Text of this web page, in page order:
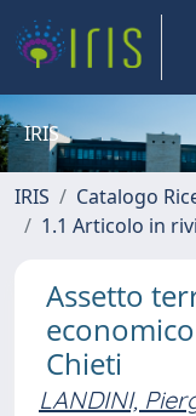
IRIS
IRIS Catalogo
1.1 Articolo in
Assetto
Chieti
LANDINI,